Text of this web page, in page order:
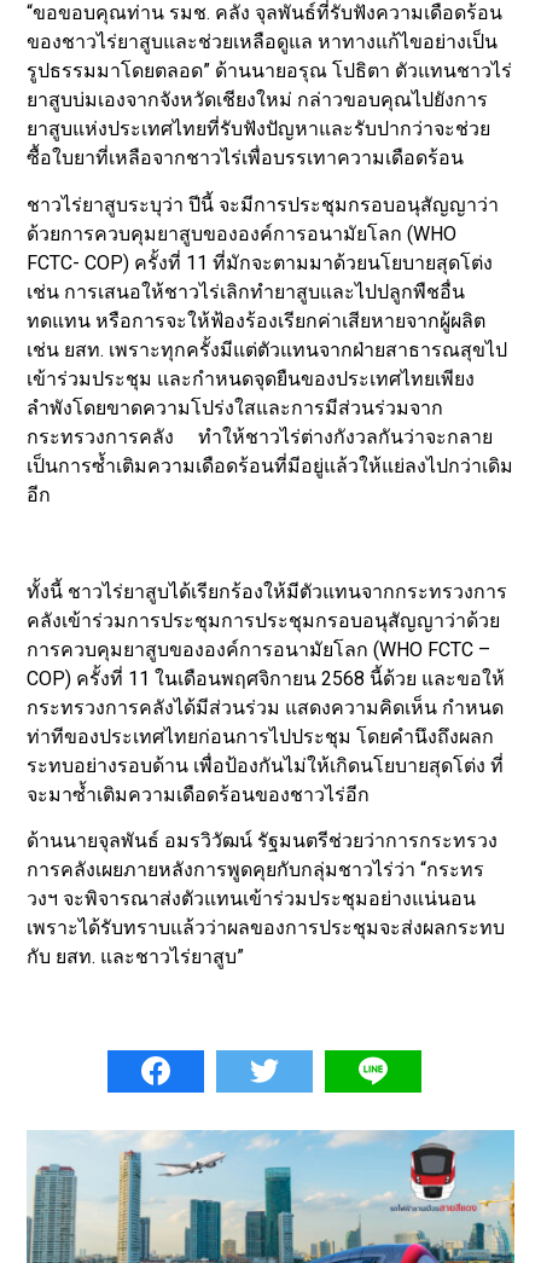
“ขอขอบคุณท่าน รมช. คลัง จุลพันธ์ที่รับฟังความเดือดร้อน
ของชาวไร่ยาสูบและช่วยเหลือดูแล หาทางแก้ไขอย่างเป็น
รูปธรรมมาโดยตลอด” ด้านนายอรุณ โปธิตา ตัวแทนชาวไร่
ยาสูบบ่มเองจากจังหวัดเชียงใหม่ กล่าวขอบคุณไปยังการ
ยาสูบแห่งประเทศไทยที่รับฟังปัญหาและรับปากว่าจะช่วย
ซื้อใบยาที่เหลือจากชาวไร่เพื่อบรรเทาความเดือดร้อน
ชาวไร่ยาสูบระบุว่า ปีนี้ จะมีการประชุมกรอบอนุสัญญาว่า
ด้วยการควบคุมยาสูบขององค์การอนามัยโลก (WHO
FCTC- COP) ครั้งที่ 11 ที่มักจะตามมาด้วยนโยบายสุดโต่ง
เช่น การเสนอให้ชาวไร่เลิกทำยาสูบและไปปลูกพืชอื่น
ทดแทน หรือการจะให้ฟ้องร้องเรียกค่าเสียหายจากผู้ผลิต
เช่น ยสท. เพราะทุกครั้งมีแต่ตัวแทนจากฝ่ายสาธารณสุขไป
เข้าร่วมประชุม และกำหนดจุดยืนของประเทศไทยเพียง
ลำพังโดยขาดความโปร่งใสและการมีส่วนร่วมจาก
กระทรวงการคลัง ทำให้ชาวไร่ต่างกังวลกันว่าจะกลาย
เป็นการซ้ำเติมความเดือดร้อนที่มีอยู่แล้วให้แย่ลงไปกว่าเดิม
อีก
ทั้งนี้ ชาวไร่ยาสูบได้เรียกร้องให้มีตัวแทนจากกระทรวงการ
คลังเข้าร่วมการประชุมการประชุมกรอบอนุสัญญาว่าด้วย
การควบคุมยาสูบขององค์การอนามัยโลก (WHO FCTC –
COP) ครั้งที่ 11 ในเดือนพฤศจิกายน 2568 นี้ด้วย และขอให้
กระทรวงการคลังได้มีส่วนร่วม แสดงความคิดเห็น กำหนด
ท่าทีของประเทศไทยก่อนการไปประชุม โดยคำนึงถึงผลก
ระทบอย่างรอบด้าน เพื่อป้องกันไม่ให้เกิดนโยบายสุดโต่ง ที่
จะมาซ้ำเติมความเดือดร้อนของชาวไร่อีก
ด้านนายจุลพันธ์ อมรวิวัฒน์ รัฐมนตรีช่วยว่าการกระทรวง
การคลังเผยภายหลังการพูดคุยกับกลุ่มชาวไร่ว่า “กระทร
วงฯ จะพิจารณาส่งตัวแทนเข้าร่วมประชุมอย่างแน่นอน
เพราะได้รับทราบแล้วว่าผลของการประชุมจะส่งผลกระทบ
กับ ยสท. และชาวไร่ยาสูบ”